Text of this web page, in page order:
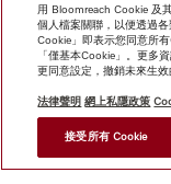
用 Bloomreach Cookie 及
個人檔案關聯，以便透過
Cookie」即表示您同意所
「僅基本Cookie」。更多
更同意設定，撤銷未來生效
法律聲明 網上私隱政策
接受所有 Cookie